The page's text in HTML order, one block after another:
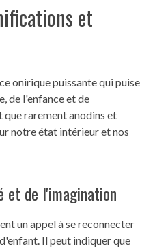
et
onirique puissante qui puise
de l'enfance et de
que rarement anodins et
notre état intérieur et nos
de l'imagination
un appel à se reconnecter
Il peut indiquer que